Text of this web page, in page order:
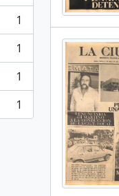
1
1
1
1